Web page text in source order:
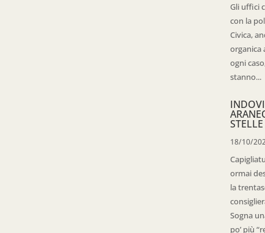
Gli uffici
con la
Civica,
organica
ogni
stanno...
STELLE
18/10/
ormai
la
Sogna
po’ più